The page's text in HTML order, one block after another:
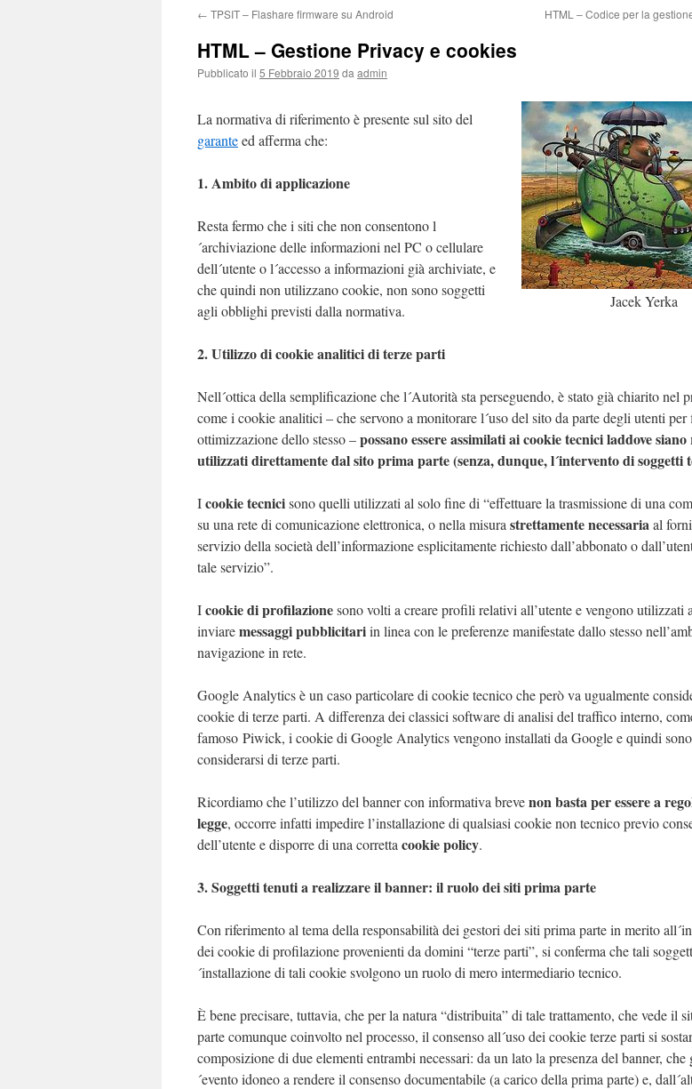
← TPSIT – Flashare firmware su Android HTML – Codice per la
HTML – Gestione Privacy e cookies
Pubblicato il 5 Febbraio 2019 da admin
Jacek Yerka
La normativa di riferimento è presente sul sito del
garanteed afferma che:
1. Ambito di applicazione
Resta fermo che i siti che non consentono l
´archiviazione delle informazioni nel PC o cellulare
dell´utente o l´accesso a informazioni già archiviate, e
che quindi non utilizzano cookie, non sono soggetti
agli obblighi previsti dalla normativa.
2. Utilizzo di cookie analitici di terze parti
Nell´ottica della semplificazione che l´Autorità sta perseguendo, è stato già chiarito nel
come i cookie analitici – che servono a monitorare l´uso del sito da parte degli utenti
ottimizzazione dello stesso –possano essere assimilati ai cookie tecnici laddove
utilizzati direttamente dal sito prima parte (senza, dunque, l´intervento di soggetti
Icookie tecnicisono quelli utilizzati al solo fine di “effettuare la trasmissione di una
su una rete di comunicazione elettronica, o nella misura strettamente necessariaal
servizio della società dell’informazione esplicitamente richiesto dall’abbonato o
tale servizio”.
Icookie di profilazionesono volti a creare profili relativi all’utente e vengono utilizzati
inviaremessaggi pubblicitariin linea con le preferenze manifestate dallo stesso
navigazione in rete.
Google Analytics è un caso particolare di cookie tecnico che però va ugualmente
cookie di terze parti. A differenza dei classici software di analisi del traffico interno,
famoso Piwick, i cookie di Google Analytics vengono installati da Google e quindi
considerarsi di terze parti.
Ricordiamo che l’utilizzo del banner con informativa brevenon basta per essere a
legge, occorre infatti impedire l’installazione di qualsiasi cookie non tecnico previo
dell’utente e disporre di una corretta cookie policy.
3. Soggetti tenuti a realizzare il banner: il ruolo dei siti prima parte
Con riferimento al tema della responsabilità dei gestori dei siti prima parte in merito
dei cookie di profilazione provenienti da domini “terze parti”, si conferma che tali
´installazione di tali cookie svolgono un ruolo di mero intermediario tecnico.
È bene precisare, tuttavia, che per la natura “distribuita” di tale trattamento, che vede il
parte comunque coinvolto nel processo, il consenso all´uso dei cookie terze parti si
composizione di due elementi entrambi necessari: da un lato la presenza del banner, che
´evento idoneo a rendere il consenso documentabile (a carico della prima parte) e,